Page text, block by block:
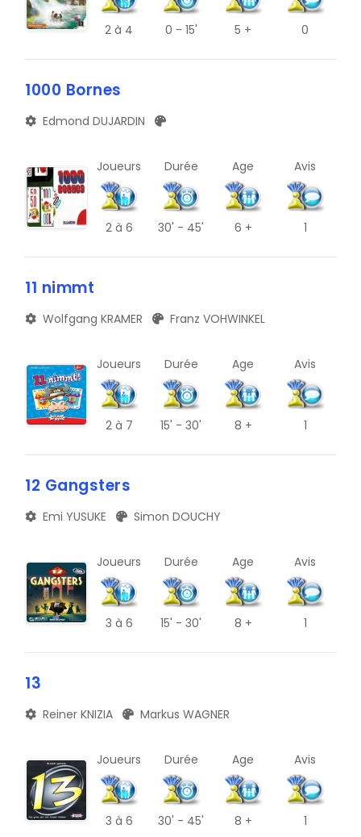
R
V
Z
C
K
O
W
#
H
L
2 à 4 0 - 15' 5 + 0
1000 Bornes
Edmond DUJARDIN
Joueurs
2à 6
Durée
30' - 45'
Age
6 +
Avis
1
11 nimmt
Wolfgang KRAMER Franz VOHWINKEL
Joueurs
2à 7
Durée
15' - 30'
Age
8 +
Avis
1
12 Gangsters
Emi YUSUKE Simon DOUCHY
Joueurs
3 à 6
Durée
15' - 30'
Age
8 +
Avis
1
13
Reiner KNIZIA Markus WAGNER
Joueurs
3 à 6
Durée
30' - 45'
Age
8 +
Avis
1